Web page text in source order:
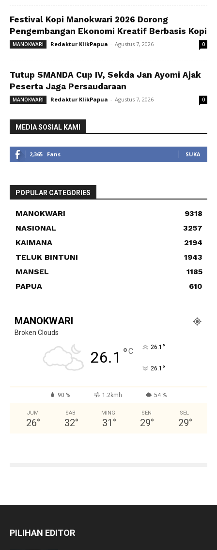
Festival Kopi Manokwari 2026 Dorong
Pengembangan Ekonomi Kreatif Berbasis Kopi
MANOKWARI Redaktur KlikPapua - Agustus 7, 2026 0
Tutup SMANDA Cup IV, Sekda Jan Ayomi Ajak
Peserta Jaga Persaudaraan
MANOKWARI Redaktur KlikPapua - Agustus 7, 2026 0
MEDIA SOSIAL KAMI
2,365 Fans SUKA
POPULAR CATEGORIES
MANOKWARI
9318
NASIONAL
3257
KAIMANA
2194
TELUK BINTUNI
1943
MANSEL
1185
PAPUA
610
MANOKWARI
Broken Clouds
26.1 °C 26.1 °
26.1 °
90 % 1.2kmh 54 %
JUM
26°
SAB
32°
MING
31 °
SEN
29°
SEL
29°
PILIHAN EDITOR